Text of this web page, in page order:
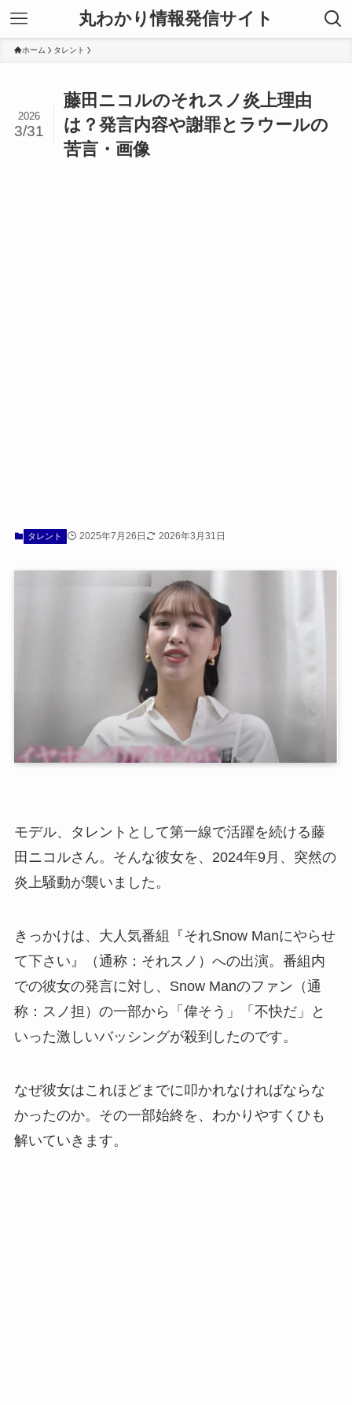
丸わかり情報発信サイト
ホーム タレント
藤田ニコルのそれスノ炎上理由
は？発言内容や謝罪とラウールの
苦言・画像
2026
3/31
タレント 2025年7月26日 2026年3月31日
モデル、タレントとして第一線で活躍を続ける藤
田ニコルさん。そんな彼女を、2024年9月、突然の
炎上騒動が襲いました。
きっかけは、大人気番組『それSnow Manにやらせ
て下さい』（通称：それスノ）への出演。番組内
での彼女の発言に対し、Snow Manのファン（通
称：スノ担）の一部から「偉そう」「不快だ」と
いった激しいバッシングが殺到したのです。
なぜ彼女はこれほどまでに叩かれなければならな
かったのか。その一部始終を、わかりやすくひも
解いていきます。